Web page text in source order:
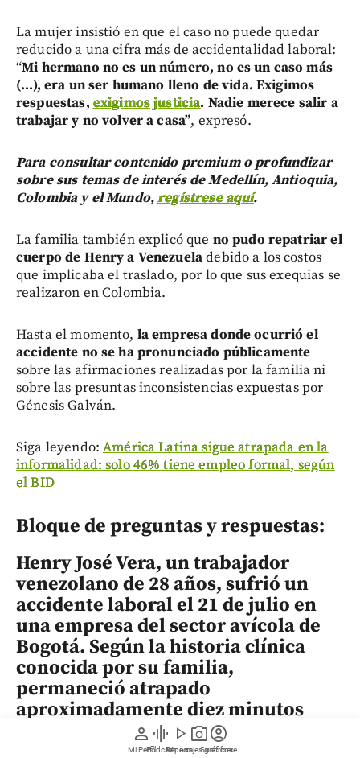
person
Mi Perfil
graphic_eq
Pódcast
play_arrow
Videos
photo_camera
Reportajes gráficos
account_circle
Suscríbete
La mujer insistió en que el caso no puede quedar
reducido a una cifra más de accidentalidad laboral:
“Mi hermano no es un número, no es un caso más
(...), era un ser humano lleno de vida. Exigimos
respuestas, exigimos justicia. Nadie merece salir a
trabajar y no volver a casa”, expresó.
Para consultar contenido premium o profundizar
sobre sus temas de interés de Medellín, Antioquia,
Colombia y el Mundo,regístrese aquí.
La familia también explicó que no pudo repatriar el
cuerpo de Henry a Venezueladebido a los costos
que implicaba el traslado, por lo que sus exequias se
realizaron en Colombia.
Hasta el momento, la empresa donde ocurrió el
accidente no se ha pronunciado públicamente
sobre las afirmaciones realizadas por la familia ni
sobre las presuntas inconsistencias expuestas por
Génesis Galván.
Siga leyendo:América Latina sigue atrapada en la
informalidad: solo 46% tiene empleo formal, según
el BID
Bloque de preguntas y respuestas:
Henry José Vera, un trabajador
venezolano de 28 años, sufrió un
accidente laboral el 21 de julio en
una empresa del sector avícola de
Bogotá. Según la historia clínica
conocida por su familia,
permaneció atrapado
aproximadamente diez minutos
bajo una maquinaria industrial y
falleció a causa de las lesiones